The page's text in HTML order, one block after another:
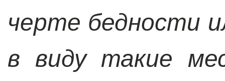
черте бедности
в виду такие